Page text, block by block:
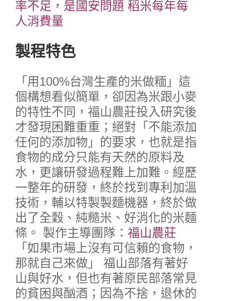
率不足，是國安問題 稻米每年每
人消費量
製程特色
「用100%台灣生產的米做糆」這
個構想看似簡單，卻因為米跟小麥
的特性不同，福山農莊投入研究後
才發現困難重重；絕對「不能添加
任何的添加物」的要求，也就是指
食物的成分只能有天然的原料及
水，更讓研發過程難上加難。經歷
一整年的研發，終於找到專利加溫
技術，輔以特製製麵機器，終於做
出了全穀、純糙米、好消化的米麵
條。 製作主導團隊： 福山農莊
「如果市場上沒有可信賴的食物，
那就自己來做」
福山部落有著好
山與好水，但也有著原民部落常見
的貧困與酗酒；因為不捨，退休的